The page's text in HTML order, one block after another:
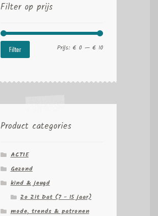
Filter op prijs
Min.
Max.
Filter Prijs: € 0— € 10
Product categories
ACTIE
Gezond
kind & jeugd
Zo Zit Dat (7 - 15 jaar)
mode, trends & patronen